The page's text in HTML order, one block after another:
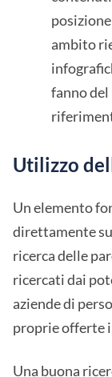
ambito
fanno
Utilizzo
Un elemento
direttamente
ricerca delle
ricercati dai
aziende di
proprie offerte
Una buona